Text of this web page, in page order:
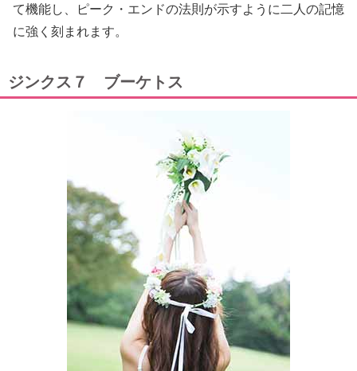
て機能し、ピーク・エンドの法則が示すように二人の記憶
に強く刻まれます。
ジンクス７ ブーケトス